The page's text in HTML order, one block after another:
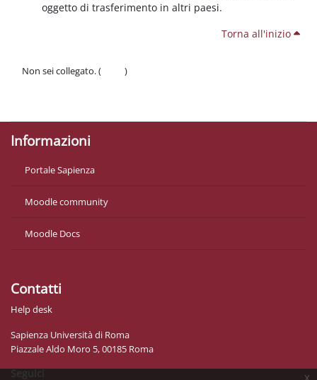
x
oggetto di trasferimento in altri paesi.
Torna all'inizio
Non sei collegato. (
)
Informazioni
Portale Sapienza
Moodle community
Moodle Docs
Contatti
Help desk
Sapienza Università di Roma
Piazzale Aldo Moro 5, 00185 Roma
Seguici